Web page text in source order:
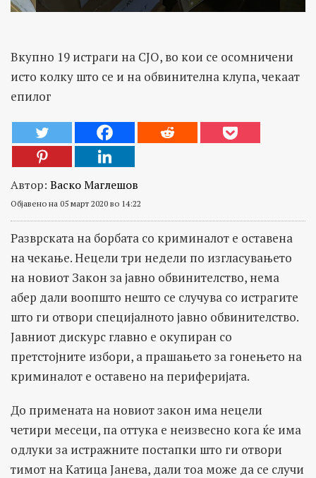
Вкупно 19 истраги на СЈО, во кои се осомничени
исто колку што се и на обвинителна клупа, чекаат
епилог
Автор: Васко Маглешов
Објавено на 05 март 2020 во 14:22
Разврската на борбата со криминалот e оставена
на чекање. Нецели три недели по изгласувањето
на новиот Закон за јавно обвинителство, нема
абер дали воопшто нешто се случува со истрагите
што ги отвори специјалното јавно обвинителство.
Јавниот дискурс главно е окупиран со
претстојните избори, а прашањето за гонењето на
криминалот е оставено на периферијата.
До примената на новиот закон има нецели
четири месеци, па оттука е неизвесно кога ќе има
одлуки за истражните постапки што ги отвори
тимот на Катица Јанева, дали тоа може да се случи